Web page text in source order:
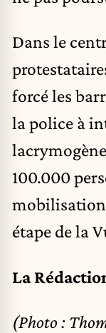
Dans le
forcé les
la police à
100.000
étape de la
La
(Photo :